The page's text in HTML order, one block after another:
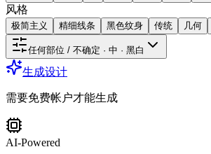
风格
极简主义 精细线条 黑色纹身 传统 几何
任何部位 / 不确定 · 中 · 黑白
生成设计
需要免费帐户才能生成
AI-Powered